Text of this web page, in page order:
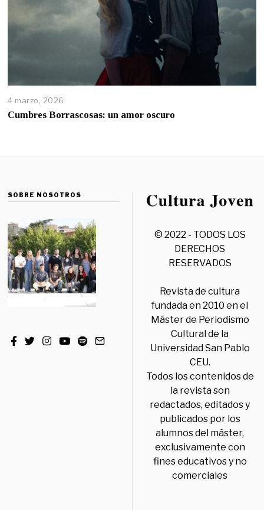
4 marzo, 2026
Cumbres Borrascosas: un amor oscuro
SOBRE NOSOTROS
© 2022 - TODOS LOS
DERECHOS
RESERVADOS
Revista de cultura
fundada en 2010 en el
Máster de Periodismo
Cultural de la
Universidad San Pablo
CEU.
Todos los contenidos de
la revista son
redactados, editados y
publicados por los
alumnos del máster,
exclusivamente con
fines educativos y no
comerciales